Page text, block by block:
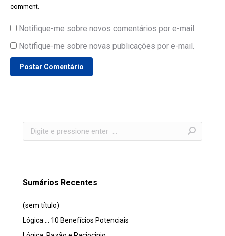
comment.
Notifique-me sobre novos comentários por e-mail.
Notifique-me sobre novas publicações por e-mail.
Postar Comentário
Search:
Sumários Recentes
(sem título)
Lógica … 10 Benefícios Potenciais